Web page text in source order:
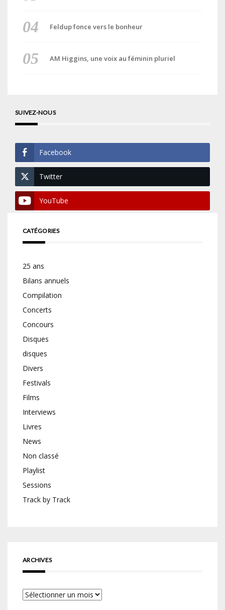
Feldup fonce vers le bonheur
AM Higgins, une voix au féminin pluriel
SUIVEZ-NOUS
Facebook
Twitter
YouTube
CATÉGORIES
25 ans
Bilans annuels
Compilation
Concerts
Concours
Disques
disques
Divers
Festivals
Films
Interviews
Livres
News
Non classé
Playlist
Sessions
Track by Track
ARCHIVES
Archives